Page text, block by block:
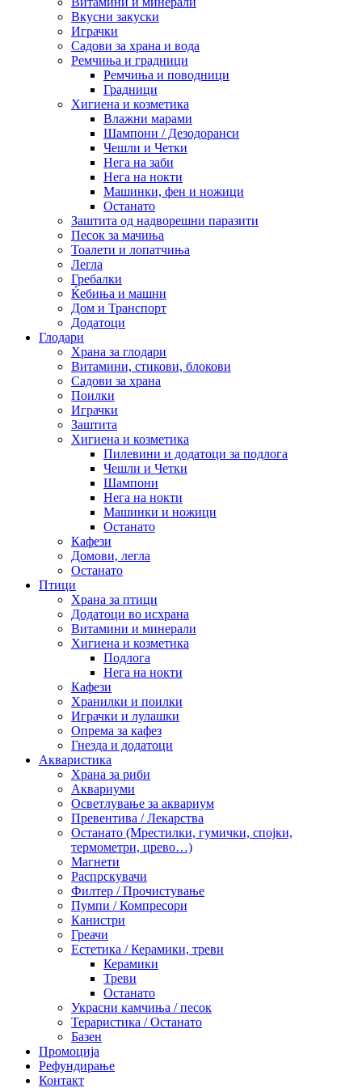
Вкусни закуски
Играчки
Садови за храна и вода
Ремчиња и градници
Ремчиња и поводници
Градници
Хигиена и козметика
Влажни марами
Шампони / Дезодоранси
Чешли и Четки
Нега на заби
Нега на нокти
Машинки, фен и ножици
Останато
Заштита од надворешни паразити
Песок за мачиња
Тоалети и лопатчиња
Легла
Гребалки
Ќебиња и машни
Дом и Транспорт
Додатоци
Глодари
Храна за глодари
Витамини, стикови, блокови
Садови за храна
Поилки
Играчки
Заштита
Хигиена и козметика
Пилевини и додатоци за подлога
Чешли и Четки
Шампони
Нега на нокти
Машинки и ножици
Останато
Кафези
Домови, легла
Останато
Птици
Храна за птици
Додатоци во исхрана
Витамини и минерали
Хигиена и козметика
Подлога
Нега на нокти
Кафези
Хранилки и поилки
Играчки и лулашки
Опрема за кафез
Гнезда и додатоци
Акваристика
Храна за риби
Аквариуми
Осветлување за аквариум
Превентива / Лекарства
Останато (Мрестилки, гумички, спојки,
термометри, црево…)
Магнети
Распрскувачи
Филтер / Прочистување
Пумпи / Компресори
Канистри
Греачи
Естетика / Керамики, треви
Керамики
Треви
Останато
Украсни камчиња / песок
Тераристика / Останато
Базен
Промоција
Рефундирање
Контакт